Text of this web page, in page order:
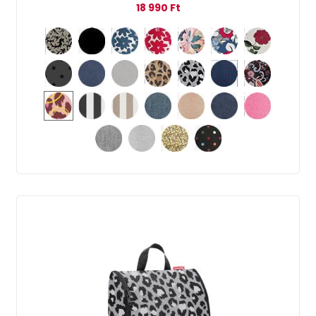
18 990 Ft